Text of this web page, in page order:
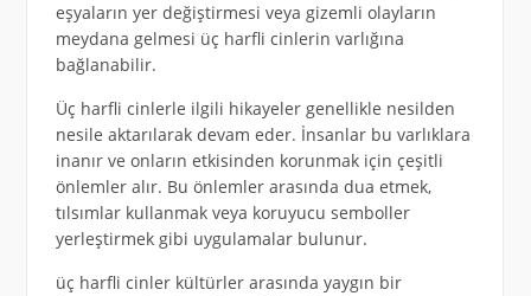
eşyaların yer değiştirmesi veya gizemli olayların
meydana gelmesi üç harfli cinlerin varlığına
bağlanabilir.
Üç harfli cinlerle ilgili hikayeler genellikle nesilden
nesile aktarılarak devam eder. İnsanlar bu varlıklara
inanır ve onların etkisinden korunmak için çeşitli
önlemler alır. Bu önlemler arasında dua etmek,
tılsımlar kullanmak veya koruyucu semboller
yerleştirmek gibi uygulamalar bulunur.
üç harfli cinler kültürler arasında yaygın bir